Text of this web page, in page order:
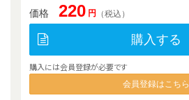
価格 220 円 （税込）
購入する
購入には会員登録が必要です
会員登録はこちら